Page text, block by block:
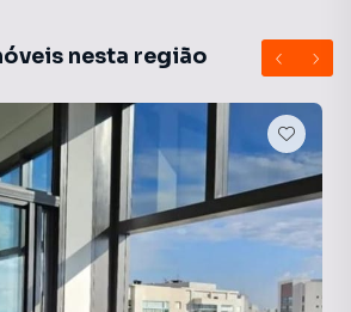
nesta região